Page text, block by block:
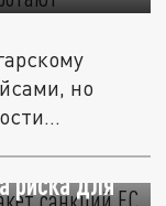
но
пакет
риска для